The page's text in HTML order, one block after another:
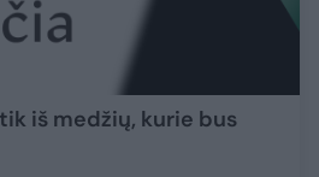
iš medžių, kurie bus